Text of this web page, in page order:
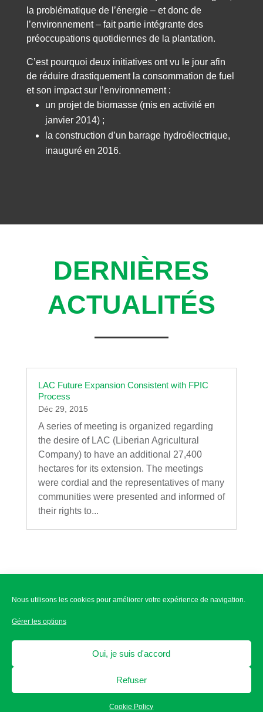
Nous utilisons les cookies pour améliorer votre expérience de navigation.
Gérer les options
Oui, je suis d'accord
Refuser
Cookie Policy
la problématique de l’énergie – et donc de
l’environnement – fait partie intégrante des
préoccupations quotidiennes de la plantation.
C’est pourquoi deux initiatives ont vu le jour afin
de réduire drastiquement la consommation de fuel
et son impact sur l’environnement :
un projet de biomasse (mis en activité en
janvier 2014) ;
la construction d’un barrage hydroélectrique,
inauguré en 2016.
DERNIÈRES
ACTUALITÉS
LAC Future Expansion Consistent with FPIC
Process
Déc 29, 2015
A series of meeting is organized regarding
the desire of LAC (Liberian Agricultural
Company) to have an additional 27,400
hectares for its extension. The meetings
were cordial and the representatives of many
communities were presented and informed of
their rights to...
Ethics helpline